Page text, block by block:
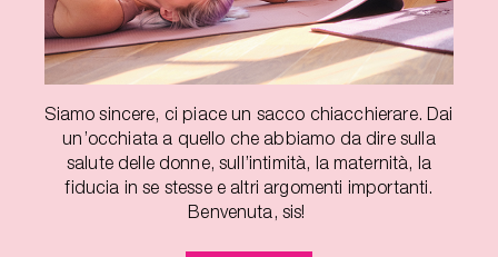
Siamo sincere, ci piace un sacco chiacchierare. Dai
un’occhiata a quello che abbiamo da dire sulla
salute delle donne, sull’intimità, la maternità, la
fiducia in se stesse e altri argomenti importanti.
Benvenuta, sis!